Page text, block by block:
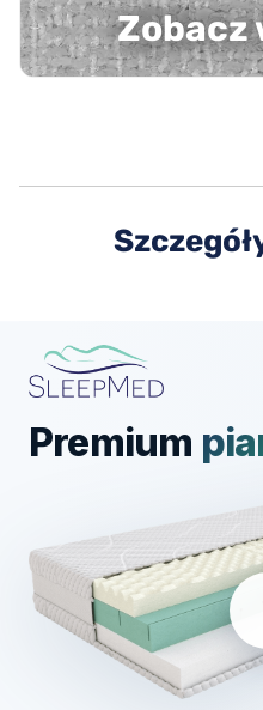
Zobacz
Premium